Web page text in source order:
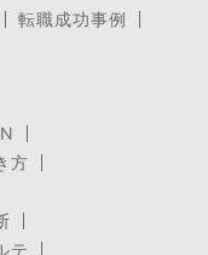
転職成功事例
方
テ